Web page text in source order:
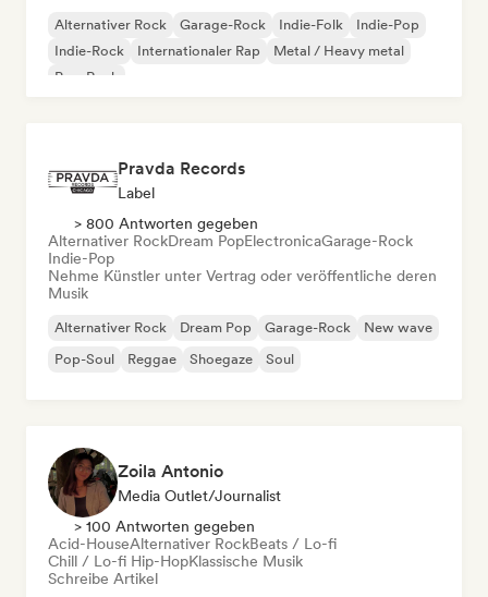
Alternativer Rock Garage-Rock Indie-Folk
Indie-Pop
Indie-Rock
Internationaler Rap
Metal / Heavy metal
Pop-Rock
Pravda Records
Label
> 800 Antworten gegeben
Alternativer RockDream PopElectronicaGarage-Rock
Indie-Pop
Nehme Künstler unter Vertrag oder veröffentliche deren
Musik
Alternativer Rock Dream Pop Garage-Rock
New wave
Pop-Soul
Reggae Shoegaze Soul
Zoila Antonio
Media Outlet/Journalist
> 100 Antworten gegeben
Acid-HouseAlternativer RockBeats / Lo-fi
Chill / Lo-fi Hip-HopKlassische Musik
Schreibe Artikel